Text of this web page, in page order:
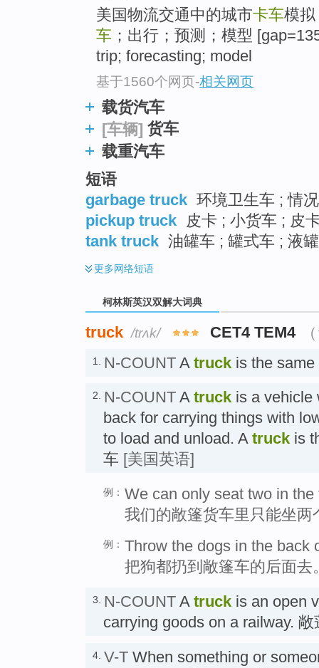
美国物流交通中的城市卡车模拟
车 ；出行；预测；模型
trip; forecasting; model
基于1560个网页-相关网页
载货汽车
[车辆] 货车
载重汽车
短语
garbage truck 环境卫生车 ; 情
pickup truck
皮卡 ; 小货车 ; 皮
tank truck 油罐车 ; 罐式车 ; 液
更多网络短语
柯林斯英汉双解大词典
truck /trʌk/ CET4 TEM4 (
1. N-COUNT A truck is the
2. N-COUNT A truck is a vehicle
back for carrying things with
to load and unload. A truck is
车 [美国英语]
例： We can only seat two in the
我们的敞篷货车里只能坐两
例： Throw the dogs in the back
把狗都扔到敞篷车的后面去
3. N-COUNT A truck is an open
carrying goods on a railway.
4. V-T When something or